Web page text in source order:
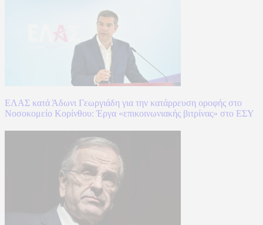
ΕΛΑΣ κατά Άδωνι Γεωργιάδη για την κατάρρευση οροφής στο
Νοσοκομείο Κορίνθου: Έργα «επικοινωνιακής βιτρίνας» στο ΕΣΥ